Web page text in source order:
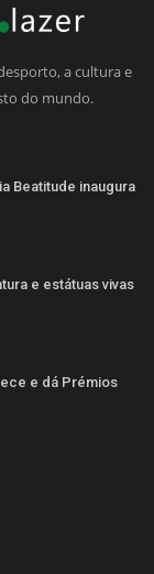
a cultura e
do mundo.
Beatitude inaugura
e estátuas vivas
e dá Prémios